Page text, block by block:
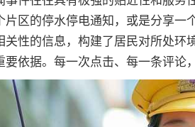
片区的停水停电通知，或是分享一
关性的信息，构建了居民对所处环
要依据。每一次点击、每一条评论